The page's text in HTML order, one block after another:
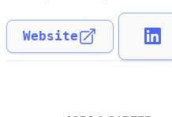
Website